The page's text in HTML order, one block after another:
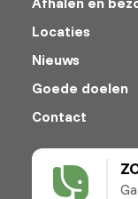
Locaties
Nieuws
Goede doelen
Contact